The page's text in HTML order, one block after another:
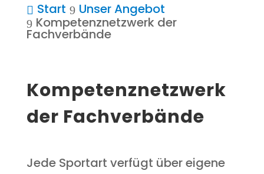
Start
Unser Ange­bot
Kom­pe­tenz­netz­werk der
Fachverbände
Kom­pe­tenz­netz­werk
der Fachverbände
Jede Sport­art ver­fügt über eige­ne